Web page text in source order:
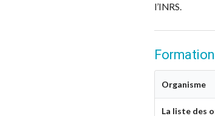
l’INRS.
Organisme
La liste des